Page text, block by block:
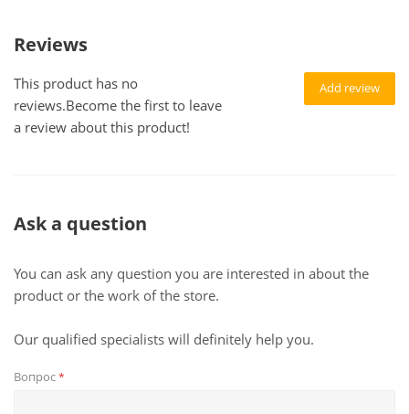
Reviews
Add review
This product has no
reviews.Become the first to leave
a review about this product!
Ask a question
You can ask any question you are interested in about the
product or the work of the store.
Our qualified specialists will definitely help you.
Вопрос*